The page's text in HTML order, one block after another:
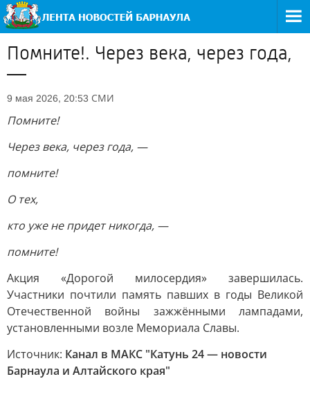
Помните!. Через века, через года,
—
9 мая 2026, 20:53 СМИ
Помните!
Через века, через года, —
помните!
О тех,
кто уже не придет никогда, —
помните!
Акция «Дорогой милосердия» завершилась.
Участники почтили память павших в годы Великой
Отечественной войны зажжёнными лампадами,
установленными возле Мемориала Славы.
Источник: Канал в МАКС "Катунь 24 — новости
Барнаула и Алтайского края"